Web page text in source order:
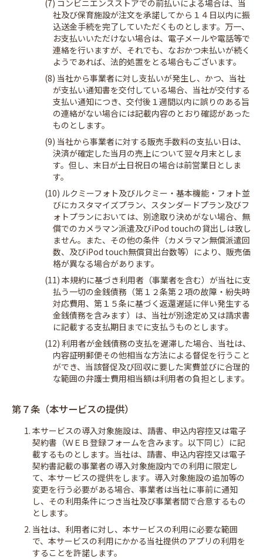
(7) コンビニエンスストアでの前払いによる場合は、当
社及び保育施設が注文を承諾してから１４日以内に振
込送金手続を完了していただくものとします。万一、
お支払いいただけない場合は、電子メールや電話等で
連絡を行いますが、それでも、なおかつ未払いが続く
ようであれば、法的処置をとる場合もございます。
(8) 当社から事業者に対し支払いが発生し、かつ、当社
が支払い通知書を交付している場合、当社が交付する
支払い通知につき、交付後１週間以内に誤りのある旨
の連絡がない場合には記載内容のとおり確認があった
ものとします。
(9) 当社から事業者に対する販売手数料の支払い日は、
決済が確定した当月の売上について翌々月末としま
す。但し、末日が土日祝日の場合は前営業日としま
す。
(10) ルクミーフォト及びルクミー・基本機能・フォト並
びにカスタマイズプラン、スタンダードプラン及びフ
ォトプランにおいては、別途取り決めがない場合、無
償でのカメラマン派遣及びiPod touchの貸出しは致し
ません。また、その他の条件（カメラマン無償派遣回
数、及びiPod touch無償貸出台数等）により、販売価
格が異なる場合があります。
(11) 本規約に基づき利用者（事業者を含む）が当社に支
払う一切の金銭債務（第１２条第２項の故障・紛失時
対応費用、第１５条に基づく返還遅延に伴い発生する
金銭債務を含みます）は、当社が別途定め又は請求書
に記載する支払期日までに支払うものとします。
(12) 利用者が金銭債務の支払を遅滞した場合、当社は、
内容証明郵便その他相当な方法による督促を行うこと
ができ、当該督促及び回収に要した実費並びに合理的
な範囲の弁護士費用相当額は利用者の負担とします。
第７条（本サービスの提供）
1. 本サービスの導入対象施設は、請書、申込内容控又は電子
契約書（ＷＥＢ登録フォームを含みます。以下同じ）に記
載するものとします。当社は、請書、申込内容控又は電子
契約書記載の事業者の導入対象施設内での利用に限定し
て、本サービスの提供をします。導入対象施設の追加等の
変更を行う必要がある場合、事業者は当社に事前に通知
し、その利用条件につき当社及び事業者間で合意するもの
とします。
2. 当社は、利用者に対し、本サービスの利用に必要な範囲
で、本サービスの利用にかかる当社提供のアプリの利用を
することを許諾します。